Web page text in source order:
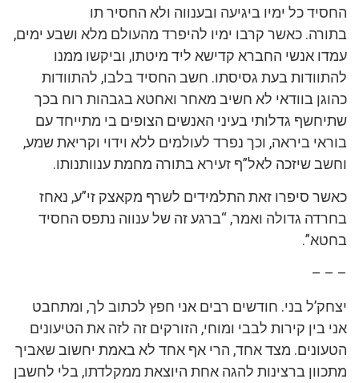
החסיד כל ימיו ביגיעה ובענווה ולא החסיר תו
בתורה. כאשר קרבו ימיו להיפרד מהעולם מלא ושבע ימים,
עמדו אנשי החברא קדישא ליד מיטתו, וביקשו ממנו
להתוודות בעת גסיסתו. חשב החסיד בלבו, להתוודות
כהוגן בוודאי לא חשיב מאחר ואחטא בגבהות רוח בכך
שתיחשף גדלותי בעיני האנשים הצופים בי מתייחד עם
בוראי ביראה, וכך נפרד לעולמים ללא וידוי וקריאת שמע,
וחשב שיזכה לאל”ף זעירא בתורה מחמת ענוותנותו.
כאשר סיפרו זאת התלמידים לשרף מקאצק זי”ע, נאחז
בחרדה גדולה ואמר, “ברגע זה של ענווה נתפס החסיד
בחטא”.
– – –
יצחק’ל בני. חודשים רבים אני חפץ לכתוב לך, ומתחבט
אני בין קירות לבבי ומוחי, הזורקים זה לזה את הטיעונים
הטעונים. מצד אחד, הרי אף אחד לא באמת יחשוב שאביך
מתכוון ברצינות להגה אחת היוצאת ממקלדתו, בלי לחשבן